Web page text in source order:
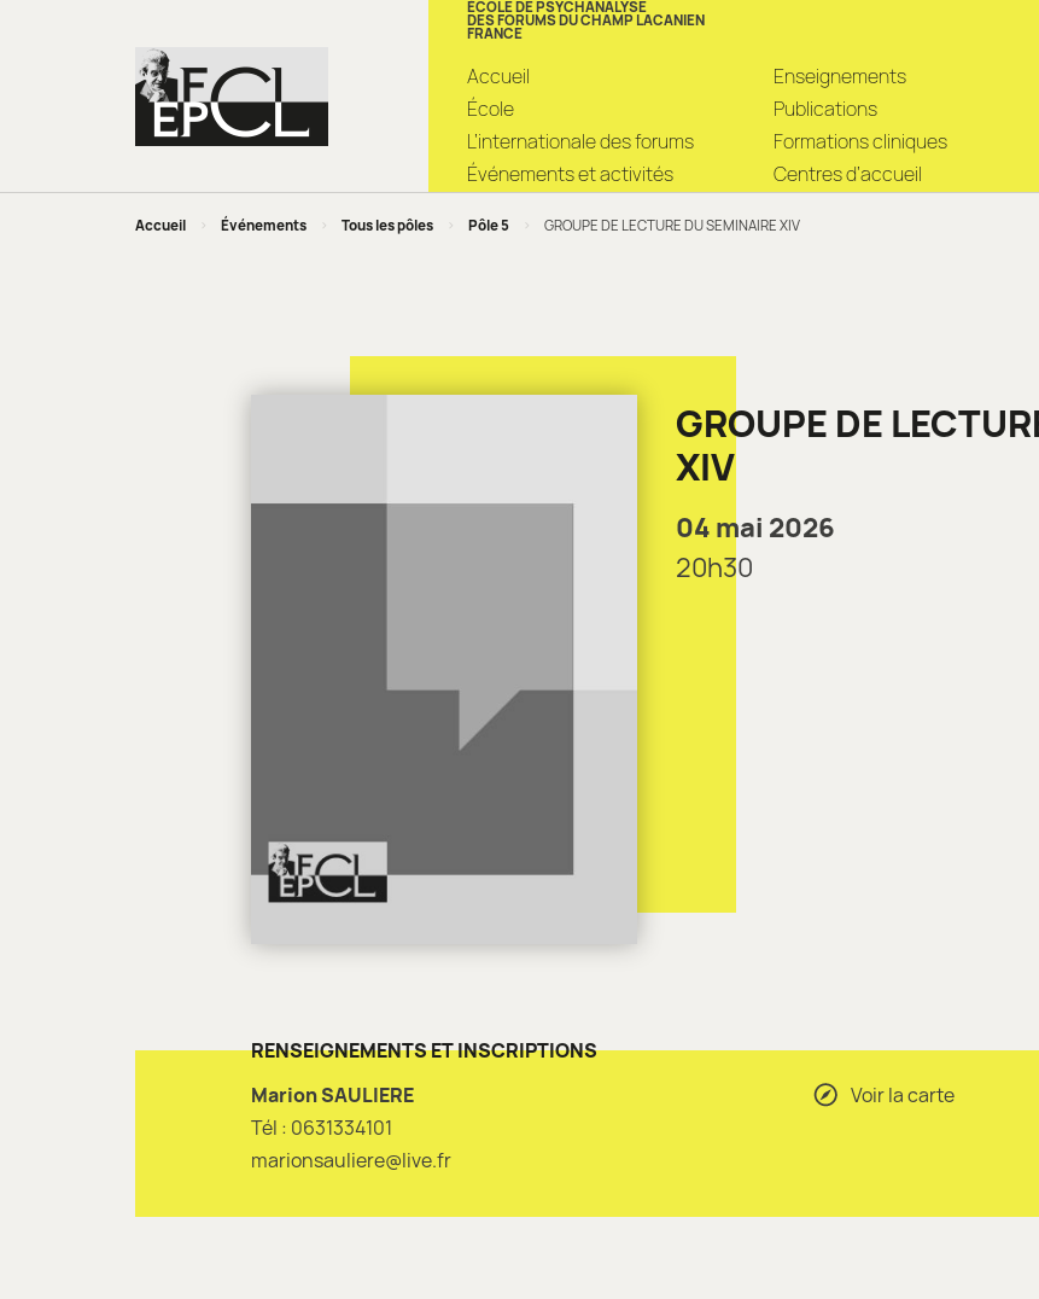
ÉCOLE DE PSYCHANALYSE
DES FORUMS DU CHAMP LACANIEN
FRANCE
Accueil
École
L’internationale des forums
Événements et activités
Enseignements
Publications
Formations cliniques
Centres d’accueil
Accueil > Événements > Tous les pôles > Pôle 5 > GROUPE DE LECTURE DU SEMINAIRE XIV
GROUPE DE
XIV
04 mai 2026
20h30
RENSEIGNEMENTS ET INSCRIPTIONS
Marion SAULIERE
Tél : 0631334101
marionsauliere@live.fr
Voir la carte